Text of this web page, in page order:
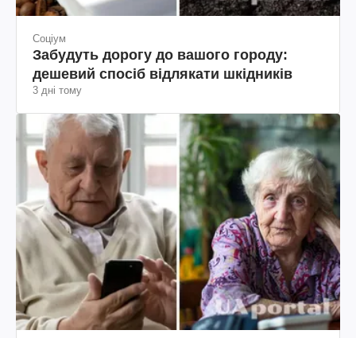
Соціум
Забудуть дорогу до вашого городу:
дешевий спосіб відлякати шкідників
3 дні тому